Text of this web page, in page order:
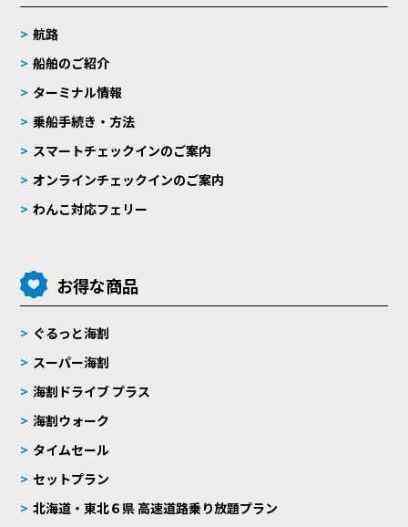
航路
船舶のご紹介
ターミナル情報
乗船手続き・方法
スマートチェックインのご案内
オンラインチェックインのご案内
わんこ対応フェリー
お得な商品
ぐるっと海割
スーパー海割
海割ドライブ プラス
海割ウォーク
タイムセール
セットプラン
北海道・東北６県 高速道路乗り放題プラン